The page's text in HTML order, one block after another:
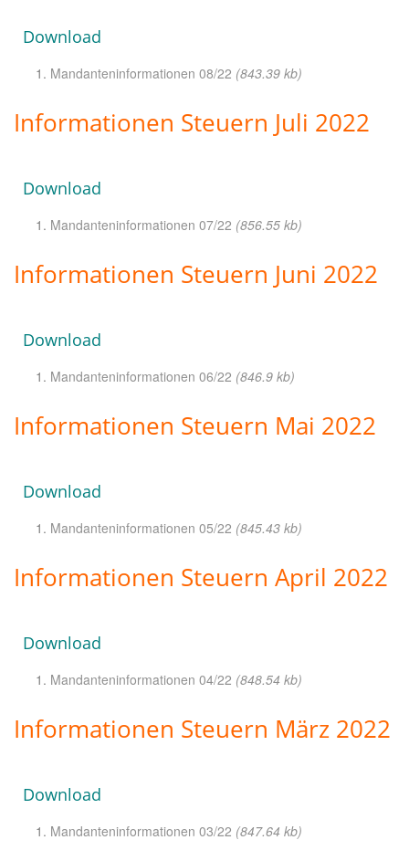
Download
Mandanteninformationen 08/22 (843.39 kb)
Informationen Steuern Juli 2022
Download
Mandanteninformationen 07/22 (856.55 kb)
Informationen Steuern Juni 2022
Download
Mandanteninformationen 06/22 (846.9 kb)
Informationen Steuern Mai 2022
Download
Mandanteninformationen 05/22 (845.43 kb)
Informationen Steuern April 2022
Download
Mandanteninformationen 04/22 (848.54 kb)
Informationen Steuern März 2022
Download
Mandanteninformationen 03/22 (847.64 kb)